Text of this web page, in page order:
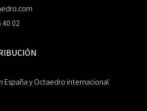
02
España y Octaedro internacional